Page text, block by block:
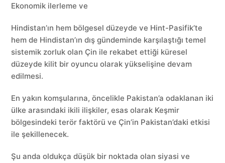
Ekonomik ilerleme ve
Hindistan’ın hem bölgesel düzeyde ve Hint-Pasifik’te
hem de Hindistan’ın dış gündeminde karşılaştığı temel
sistemik zorluk olan Çin ile rekabet ettiği küresel
düzeyde kilit bir oyuncu olarak yükselişine devam
edilmesi.
En yakın komşularına, öncelikle Pakistan’a odaklanan iki
ülke arasındaki ikili ilişkiler, esas olarak Keşmir
bölgesindeki terör faktörü ve Çin’in Pakistan’daki etkisi
ile şekillenecek.
Şu anda oldukça düşük bir noktada olan siyasi ve